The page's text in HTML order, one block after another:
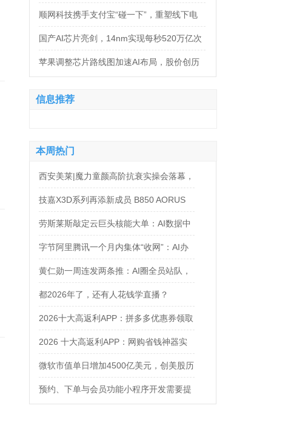
正式落地！京东手机家电空调电脑各品类国
补怎么领？学生专属优惠补贴领取攻略来
了！
顺网科技携手支付宝“碰一下”，重塑线下电
竞新体验
国产AI芯片亮剑，14nm实现每秒520万亿次
运算
苹果调整芯片路线图加速AI布局，股价创历
信息推荐
本周热门
西安美莱|魔力童颜高阶抗衰实操会落幕，
解锁自然年轻新姿态
技嘉X3D系列再添新成员 B850 AORUS
ELITE X3D主板强化性能体验
劳斯莱斯敲定云巨头核能大单：AI数据中
心太耗电，核电站都来救场了
字节阿里腾讯一个月内集体“收网”：AI办
公入口争夺战正式打响
黄仁勋一周连发两条推：AI圈全员站队，
只有Anthropic在当“孤勇者”
都2026年了，还有人花钱学直播？
2026十大高返利APP：拼多多优惠券领取
攻略
2026 十大高返利APP：网购省钱神器实
测对比
微软市值单日增加4500亿美元，创美股历
史之最
预约、下单与会员功能小程序开发需要提